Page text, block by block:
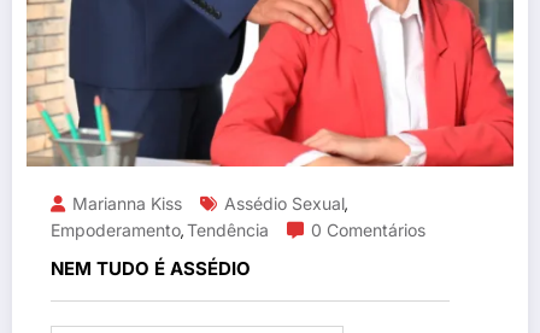
Marianna Kiss Assédio Sexual,
Empoderamento,Tendência 0 Comentários
NEM TUDO É ASSÉDIO